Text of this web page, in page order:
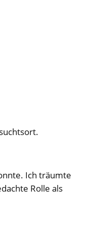
Ich träumte
Rolle als